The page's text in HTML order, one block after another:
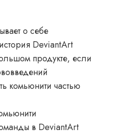
о себе
DeviantArt
продукте, если
комьюнити частью
в DeviantArt